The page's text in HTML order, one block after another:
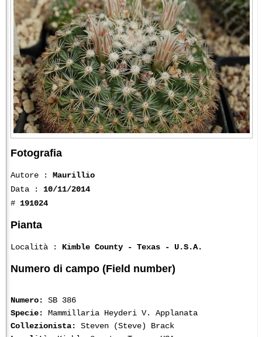
Fotografia
Autore : Maurillio
Data : 10/11/2014
# 191024
Pianta
Località : Kimble County - Texas - U.S.A.
Numero di campo (Field number)
Numero:
SB 386
Specie:
Mammillaria Heyderi V. Applanata
Collezionista:
Steven (Steve) Brack